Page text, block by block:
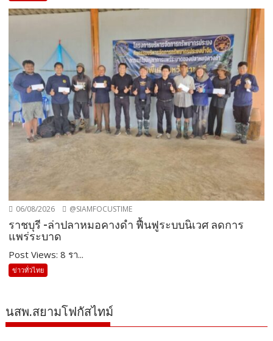
06/08/2026 @SIAMFOCUSTIME
ราชบุรี -ล่าปลาหมอคางดำ ฟื้นฟูระบบนิเวศ ลดการ
แพร่ระบาด
Post Views: 8 รา...
ข่าวทั่วไทย
นสพ.สยามโฟกัสไทม์